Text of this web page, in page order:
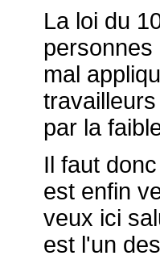
La loi du
personnes
mal
par la
Il faut
est enfin
veux ici
est l'un